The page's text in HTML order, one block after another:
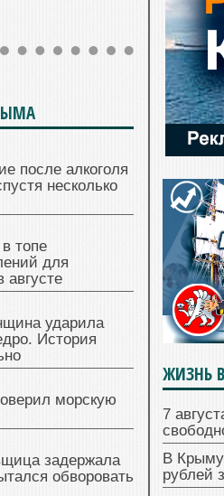
после алкоголя
несколько
топе
для
августе
ударила
История
морскую
задержала
обворовать
ЖИЗНЬ
7
В
рублей